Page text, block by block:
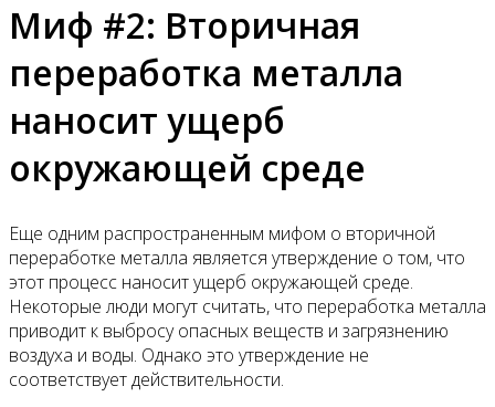
Миф #2: Вторичная
переработка металла
наносит ущерб
окружающей среде
Еще одним распространенным мифом о вторичной
переработке металла является утверждение о том, что
этот процесс наносит ущерб окружающей среде.
Некоторые люди могут считать, что переработка металла
приводит к выбросу опасных веществ и загрязнению
воздуха и воды. Однако это утверждение не
соответствует действительности.